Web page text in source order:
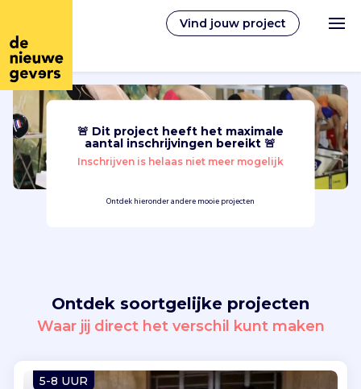
Vind jouw project
Nederlands
Vrijwilligerswerk
Vind jouw project
Inloggen
🚨 Dit project heeft het maximale
aantal inschrijvingen bereikt 🚨
Inschrijven is helaas niet meer mogelijk
Ontdek hieronder andere mooie projecten
Ontdek soortgelijke projecten
Waar jij direct het verschil kunt maken
5-8 UUR